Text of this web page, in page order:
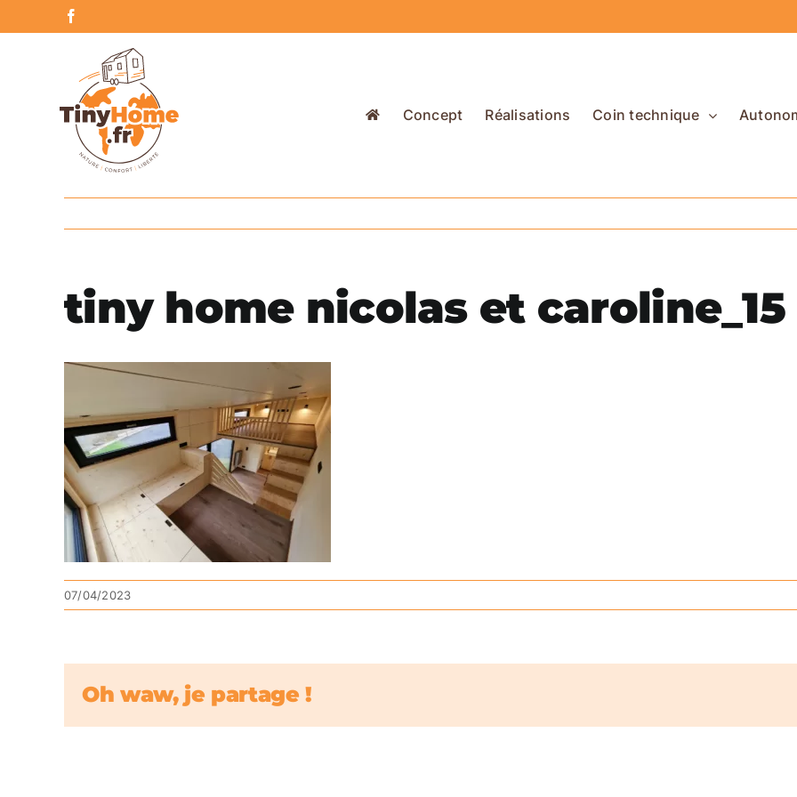
to
Concept Réalisations Coin technique
tiny home nicolas et caroline_15
07/04/2023
Oh waw, je partage !